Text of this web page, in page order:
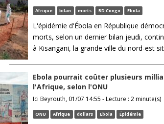
Afrique bilan morts RD Congo Ebola
L'épidémie d'Ébola en République
morts, selon un dernier bilan jeudi,
à Kisangani, la grande ville du nord-est
Ebola pourrait coûter plusieurs
l'Afrique, selon l'ONU
Ici Beyrouth, 01/07 14:55 - Lecture : 2 minute(s)
ONU Afrique dollars Ebola Épidémie